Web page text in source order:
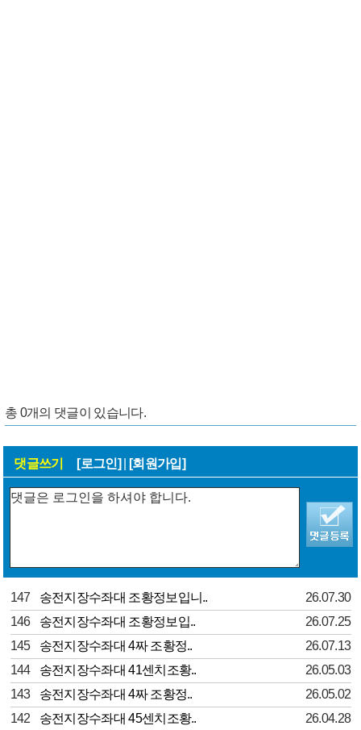
총 0개의 댓글이 있습니다.
댓글쓰기 [로그인] [회원가입]
147 송전지장수좌대 조황정보입니..
26.07.30
146
송전지장수좌대 조황정보입..
26.07.25
145
송전지장수좌대 4짜 조황정..
26.07.13
144
송전지장수좌대 41센치조황..
26.05.03
143
송전지장수좌대 4짜 조황정..
26.05.02
142
송전지장수좌대 45센치조황.. 26.04.28